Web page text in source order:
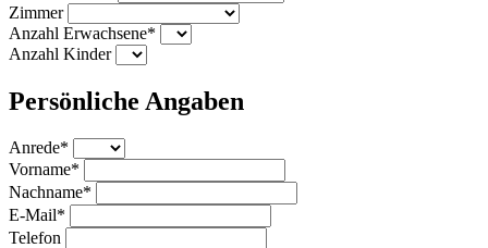
Zimmer
Anzahl Erwachsene*
Anzahl Kinder
Persönliche Angaben
Anrede*
Vorname*
Nachname*
E-Mail*
Telefon